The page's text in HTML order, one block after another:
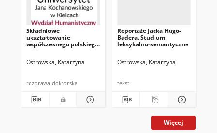
Składniowe
ukształtowanie
współczesnego polskiego
Ostrowska, Katarzyna
rozprawa doktorska
Reportaże Jacka Hugo-
Badera. Studium
leksykalno-semantyczne
Ostrowska, Katarzyna
tekst
Więcej